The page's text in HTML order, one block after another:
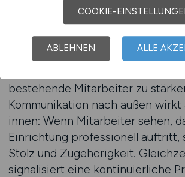
Die beste Jobbörse für Jobs in
Kliniken die Möglichkeit, nicht
bestehende Mitarbeiter zu
Kommunikation nach außen wirkt
innen: Wenn Mitarbeiter sehen,
Einrichtung professionell auftritt,
Stolz und Zugehörigkeit.
signalisiert eine kontinuierliche
COOKIE-
ABLEHNEN ALLE